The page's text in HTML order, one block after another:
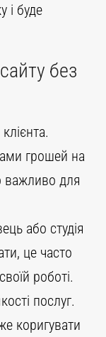
і буде
без
грошей на
важливо для
або студія
це часто
роботі.
послуг.
коригувати